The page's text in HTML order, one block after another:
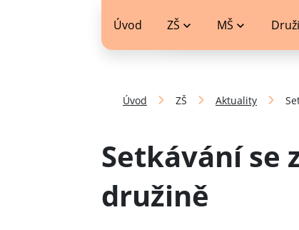
Úvod ZŠ MŠ
Úvod ZŠ Aktuality
Setkávání se
družině